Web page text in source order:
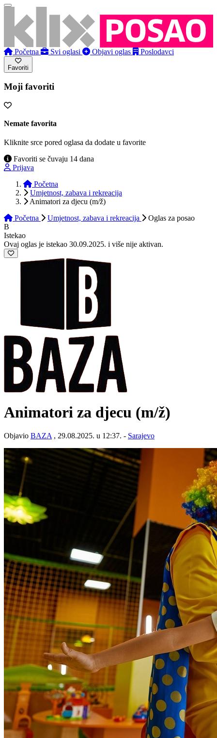
Početna Svi oglasi Objavi oglas Poslodavci
Favoriti
Moji favoriti
Nemate favorita
Kliknite srce pored oglasa da dodate u favorite
Favoriti se čuvaju 14 dana
Prijava
Početna
Umjetnost, zabava i rekreacija
Animatori za djecu (m/ž)
Početna
Umjetnost, zabava i rekreacija Oglas za posao
B
Istekao
Ovaj oglas je istekao 30.09.2025. i više nije aktivan.
Animatori za djecu (m/ž)
Objavio BAZA , 29.08.2025. u 12:37. - Sarajevo